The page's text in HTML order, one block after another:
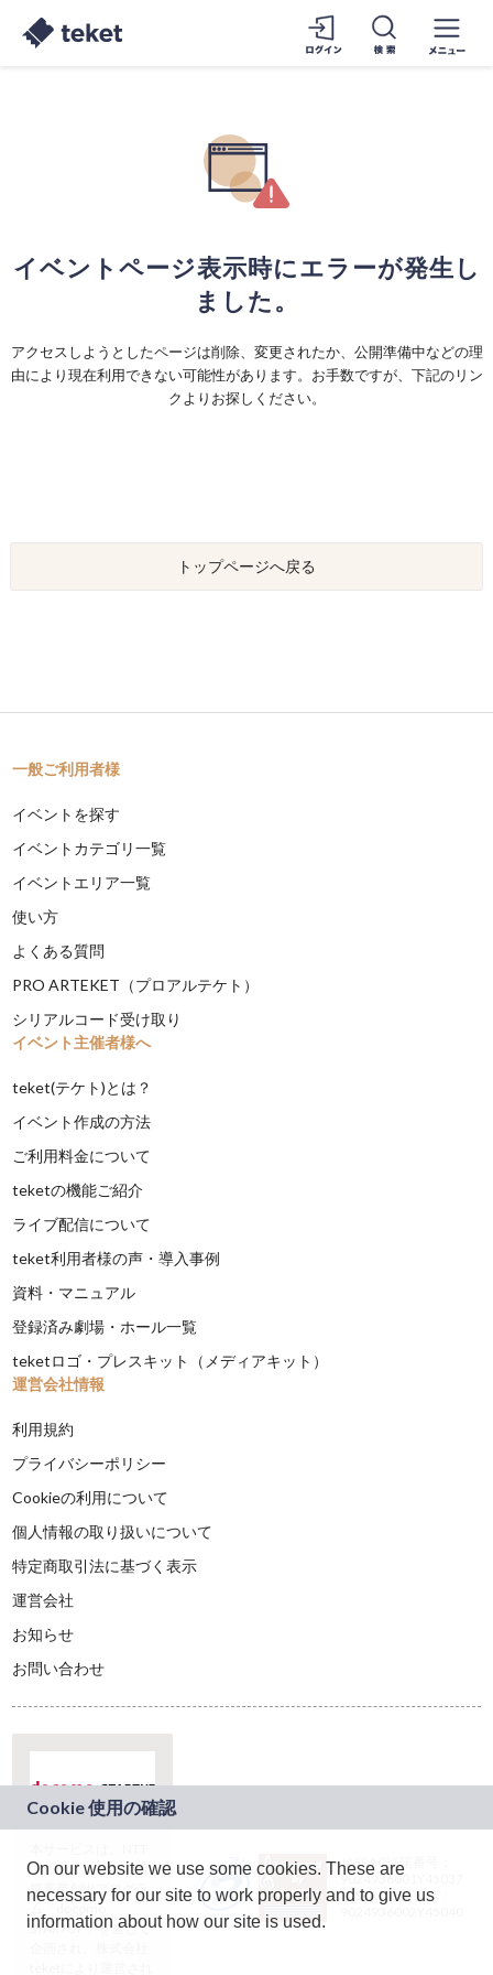
イベントページ表示時にエラーが発生し
ました。
アクセスしようとしたページは削除、変更されたか、公開準備中などの理
由により現在利用できない可能性があります。お手数ですが、下記のリン
クよりお探しください。
トップページへ戻る
一般ご利用者様
イベントを探す
イベントカテゴリ一覧
イベントエリア一覧
使い方
よくある質問
PRO ARTEKET（プロアルテケト）
シリアルコード受け取り
イベント主催者様へ
teket(テケト)とは？
イベント作成の方法
ご利用料金について
teketの機能ご紹介
ライブ配信について
teket利用者様の声・導入事例
資料・マニュアル
登録済み劇場・ホール一覧
teketロゴ・プレスキット（メディアキット）
運営会社情報
利用規約
プライバシーポリシー
Cookieの利用について
個人情報の取り扱いについて
特定商取引法に基づく表示
運営会社
お知らせ
お問い合わせ
ドコモグループの新
規事業創出プログラ
ム「docomo
STARTUP」を通じて
JASRAC許諾番号：
9024936001Y45037
JASRAC許諾番号：
On our website we use some cookies. These are
necessary for our site to work properly and to give us
information about how our site is used.